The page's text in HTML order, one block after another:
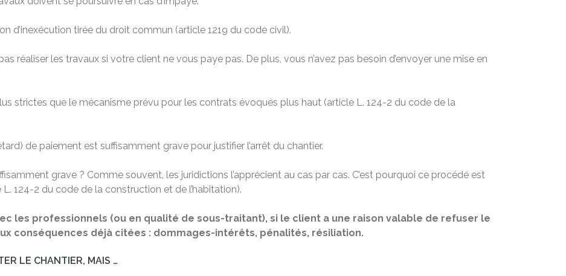
d’inexécution tirée du droit commun (article 1219 du code civil).
réaliser les travaux si votre client ne vous paye pas. De plus, vous n’avez pas besoin d’envoyer une mise en
strictes que le mécanisme prévu pour les contrats évoqués plus haut (article L. 124-2 du code de la
de paiement est suffisamment grave pour justifier l’arrêt du chantier.
grave ? Comme souvent, les juridictions l’apprécient au cas par cas. C’est pourquoi ce procédé est
124-2 du code de la construction et de l’habitation).
les professionnels (ou en qualité de sous-traitant), si le client a une raison valable de refuser le
conséquences déjà citées : dommages-intérêts, pénalités, résiliation.
LE CHANTIER, MAIS …